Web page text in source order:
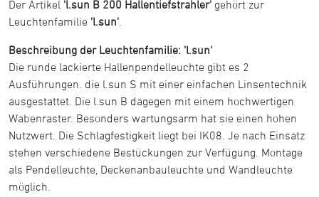
Der Artikel 'l.sun B 200 Hallentiefstrahler' gehört zur
Leuchtenfamilie 'l.sun'
Beschreibung der Leuchtenfamilie: 'l.sun'
Die runde lackierte Hallenpendelleuchte gibt es 2
Ausführungen. die l.sun S mit einer einfachen Linsentechnik
ausgestattet. Die l.sun B dagegen mit einem hochwertigen
Wabenraster. Besonders wartungsarm hat sie einen hohen
Nutzwert. Die Schlagfestigkeit liegt bei IK08. Je nach Einsatz
stehen verschiedene Bestückungen zur Verfügung. Montage
als Pendelleuchte, Deckenanbauleuchte und Wandleuchte
möglich.